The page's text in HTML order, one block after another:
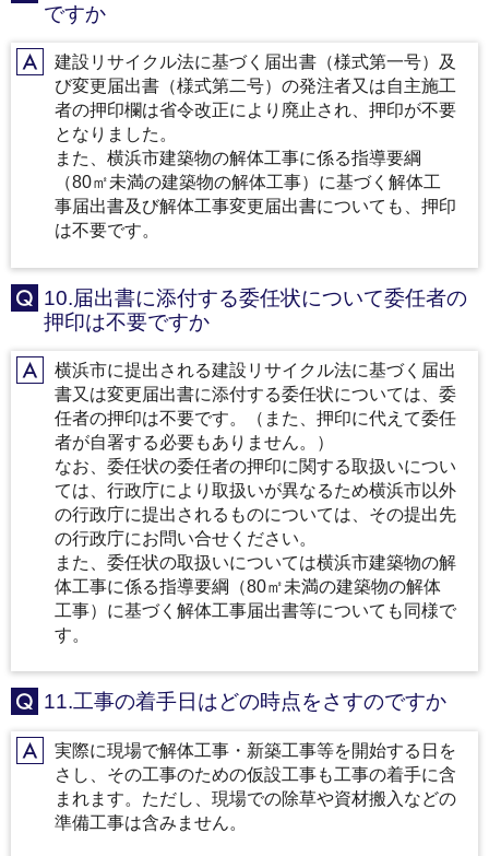
ですか
A建設リサイクル法に基づく届出書（様式第一号）及
び変更届出書（様式第二号）の発注者又は自主施工
者の押印欄は省令改正により廃止され、押印が不要
となりました。
また、横浜市建築物の解体工事に係る指導要綱
（80㎡未満の建築物の解体工事）に基づく解体工
事届出書及び解体工事変更届出書についても、押印
は不要です。
Q
10.届出書に添付する委任状について委任者の
押印は不要ですか
A横浜市に提出される建設リサイクル法に基づく届出
書又は変更届出書に添付する委任状については、委
任者の押印は不要です。（また、押印に代えて委任
者が自署する必要もありません。）
なお、委任状の委任者の押印に関する取扱いについ
ては、行政庁により取扱いが異なるため横浜市以外
の行政庁に提出されるものについては、その提出先
の行政庁にお問い合せください。
また、委任状の取扱いについては横浜市建築物の解
体工事に係る指導要綱（80㎡未満の建築物の解体
工事）に基づく解体工事届出書等についても同様で
す。
Q 11.工事の着手日はどの時点をさすのですか
A実際に現場で解体工事・新築工事等を開始する日を
さし、その工事のための仮設工事も工事の着手に含
まれます。ただし、現場での除草や資材搬入などの
準備工事は含みません。